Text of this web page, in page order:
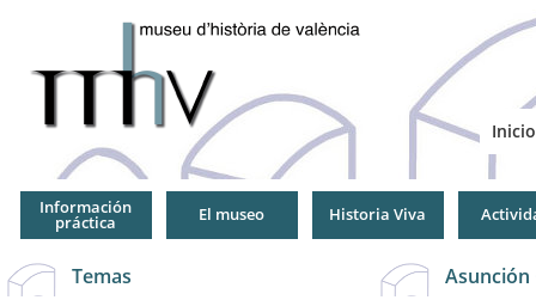
Inicio
Información
práctica El museo Historia Viva
Temas Asunción